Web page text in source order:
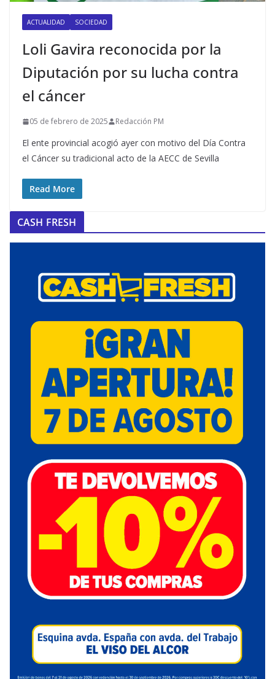
ACTUALIDAD SOCIEDAD
Loli Gavira reconocida por la
Diputación por su lucha contra
el cáncer
05 de febrero de 2025 Redacción PM
El ente provincial acogió ayer con motivo del Día Contra
el Cáncer su tradicional acto de la AECC de Sevilla
Read More
CASH FRESH